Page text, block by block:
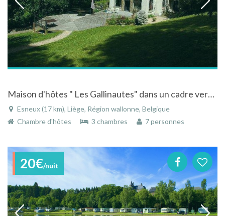
Maison d'hôtes " Les Gallinautes" dans un cadre verdoyant, aux portes des Ardennes
Esneux (17 km), Liège, Région wallonne, Belgique
Chambre d'hôtes
3 chambres 7 personnes
20€/nuit